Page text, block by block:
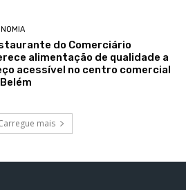
do Comerciário
alimentação de qualidade a
acessível no centro comercial
mais